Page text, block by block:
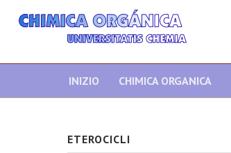
INIZIO CHIMICA ORGANICA
ETEROCICLI